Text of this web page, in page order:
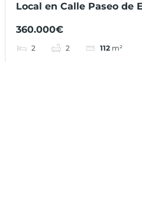
Local en Calle Paseo de
360.000€
2 2 112 m²